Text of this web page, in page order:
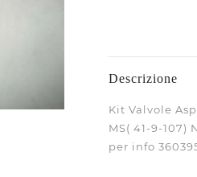
Descrizione
Kit Valvole
MS( 41-9-107)
per info